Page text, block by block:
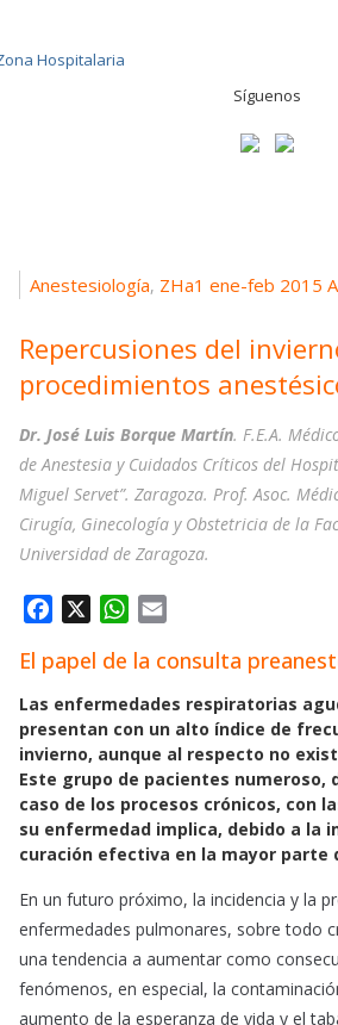
Síguenos
Anestesiología, ZHa1 ene-feb 2015
Repercusiones del
procedimientos
Dr. José Luis Borque Martín. F.E.A.
de Anestesia y Cuidados Críticos del
Miguel Servet”. Zaragoza. Prof. Asoc.
Cirugía, Ginecología y Obstetricia de la
Universidad de Zaragoza.
c
e
b
o
o
k
W
a
t
s
A
p
p
a
i
l
El papel de la consulta
Las enfermedades respiratorias
presentan con un alto índice de
invierno, aunque al respecto no
Este grupo de pacientes numeroso,
caso de los procesos crónicos, con
su enfermedad implica, debido a la
curación efectiva en la mayor parte
En un futuro próximo, la incidencia y la
enfermedades pulmonares, sobre todo
una tendencia a aumentar como
fenómenos, en especial, la
aumento de la esperanza de vida y el